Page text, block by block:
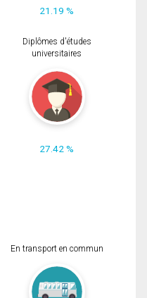
21.19 %
Diplômes d'études
universitaires
27.42 %
En transport en commun